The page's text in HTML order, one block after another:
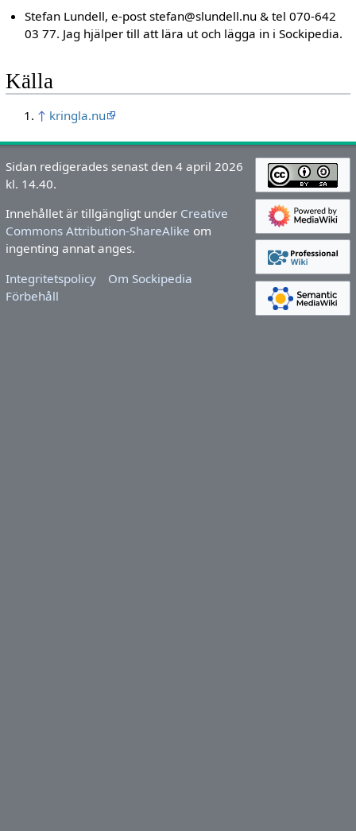
Stefan Lundell, e-post stefan@slundell.nu & tel 070-642
03 77. Jag hjälper till att lära ut och lägga in i Sockipedia.
Källa
↑ kringla.nu
Sidan redigerades senast den 4 april 2026
kl. 14.40.
Innehållet är tillgängligt under Creative
Commons Attribution-ShareAlike om
ingenting annat anges.
Integritetspolicy
Om Sockipedia
Förbehåll